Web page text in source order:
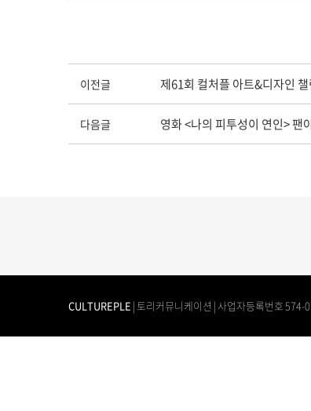
이전글 제61회 컬처플 아트&디자인
다음글 영화 <나의 피투성이 연인> 팬
CULTUREPLE | 토리커뮤니케이션 | 사업자등록번호